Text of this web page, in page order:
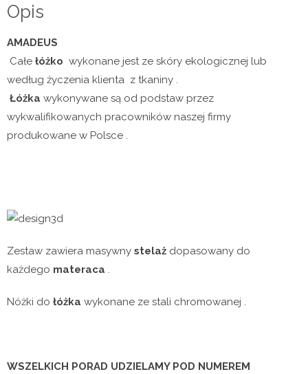
Opis
AMADEUS
Całe łóżko wykonane jest ze skóry ekologicznej lub
według życzenia klienta z tkaniny .
Łóżka wykonywane są od podstaw przez
wykwalifikowanych pracowników naszej firmy
produkowane w Polsce .
Zestaw zawiera masywny stelaż dopasowany do
każdego materaca .
Nóżki do łóżka wykonane ze stali chromowanej .
WSZELKICH PORAD UDZIELAMY POD NUMEREM